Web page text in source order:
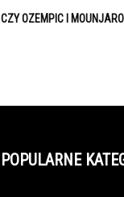
CZY OZEMPIC I
POPULARNE